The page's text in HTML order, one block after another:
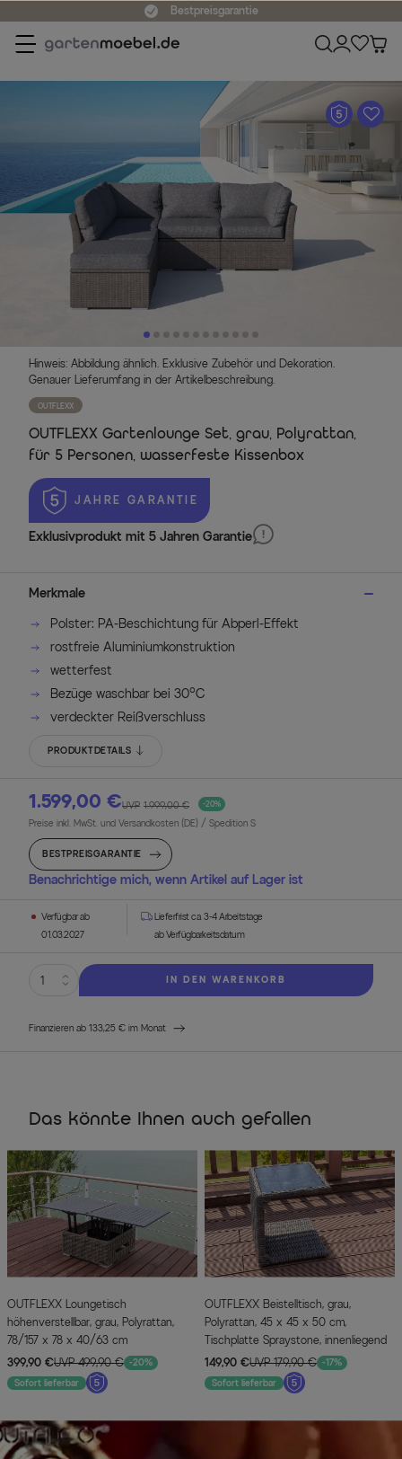
Bestpreisgarantie
A
Hinweis: Abbildung ähnlich. Exklusive Zubehör und Dekoration.
Genauer Lieferumfang in der Artikelbeschreibung.
OUTFLEXX
OUTFLEXX Gartenlounge Set, grau, Polyrattan,
für 5 Personen, wasserfeste Kissenbox
JAHRE GARANTIE
Exklusivprodukt mit 5 Jahren Garantie
Merkmale
Polster: PA-Beschichtung für Abperl-Effekt
rostfreie Aluminiumkonstruktion
wetterfest
Bezüge waschbar bei 30°C
verdeckter Reißverschluss
PRODUKTDETAILS
1.599,00 € -20%
UVP 1.999,00 €
Preise inkl. MwSt. und Versandkosten (DE) / Spedition S
BESTPREISGARANTIE
Benachrichtige mich, wenn Artikel auf Lager ist
Verfügbar ab
01.03.2027
Lieferfrist ca. 3-4 Arbeitstage
ab Verfügbarkeitsdatum
IN DEN WARENKORB
Finanzieren ab 133,25 € im Monat
Das könnte Ihnen auch gefallen
OUTFLEXX Loungetisch
höhenverstellbar, grau, Polyrattan,
78/157 x 78 x 40/63 cm
399,90 €UVP 499,90 € -20%
Sofort lieferbar
OUTFLEXX Beistelltisch, grau,
Polyrattan, 45 x 45 x 50 cm,
Tischplatte Spraystone, innenliegend
149,90 €UVP 179,90 € -17%
Sofort lieferbar